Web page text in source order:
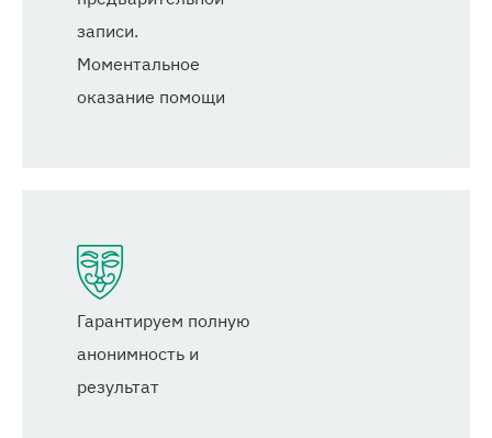
записи.
Моментальное
оказание помощи
Гарантируем полную
анонимность и
результат